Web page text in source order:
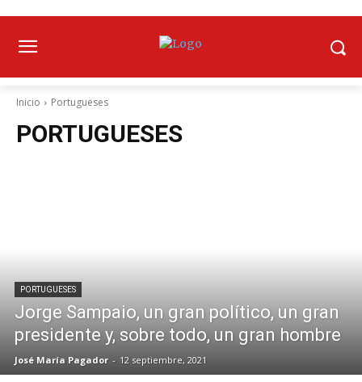
Inicio Portugueses
PORTUGUESES
PORTUGUESES
Jorge Sampaio, un gran político, un gran
presidente y, sobre todo, un gran hombre
José María Pagador - 12 septiembre, 2021